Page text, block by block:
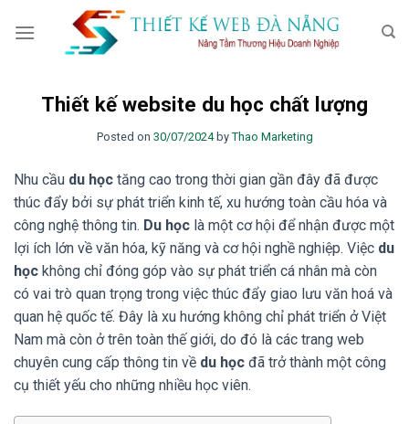
Thiết kế website du học chất lượng
Posted on 30/07/2024by Thao Marketing
Nhu cầu du học tăng cao trong thời gian gần đây đã được
thúc đẩy bởi sự phát triển kinh tế, xu hướng toàn cầu hóa và
công nghệ thông tin. Du học là một cơ hội để nhận được một
lợi ích lớn về văn hóa, kỹ năng và cơ hội nghề nghiệp. Việc du
học không chỉ đóng góp vào sự phát triển cá nhân mà còn
có vai trò quan trọng trong việc thúc đẩy giao lưu văn hoá và
quan hệ quốc tế. Đây là xu hướng không chỉ phát triển ở Việt
Nam mà còn ở trên toàn thế giới, do đó là các trang web
chuyên cung cấp thông tin về du học đã trở thành một công
cụ thiết yếu cho những nhiều học viên.